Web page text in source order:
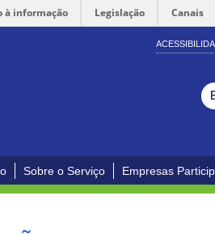
à informação Legislação Canais
Sobre o Serviço Empresas